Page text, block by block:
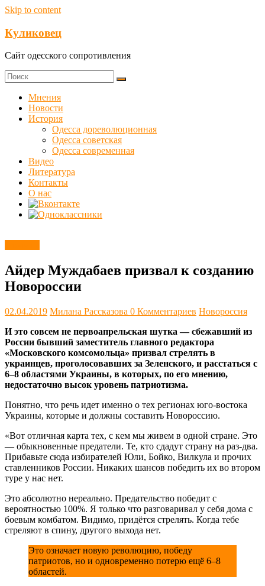
Skip to content
Куликовец
Сайт одесского сопротивления
Мнения
Новости
История
Одесса дореволюционная
Одесса советская
Одесса современная
Видео
Литература
Контакты
О нас
Айдер Муждабаев призвал к созданию
Новороссии
02.04.2019 Милана Рассказова 0 Комментариев Новороссия
И это совсем не первоапрельская шутка — сбежавший из
России бывший заместитель главного редактора
«Московского комсомольца» призвал стрелять в
украинцев, проголосовавших за Зеленского, и расстаться с
6–8 областями Украины, в которых, по его мнению,
недостаточно высок уровень патриотизма.
Понятно, что речь идет именно о тех регионах юго-востока
Украины, которые и должны составить Новороссию.
«Вот отличная карта тех, с кем мы живем в одной стране. Это
— обыкновенные предатели. Те, кто сдадут страну на раз-два.
Прибавьте сюда избирателей Юли, Бойко, Вилкула и прочих
ставленников России. Никаких шансов победить их во втором
туре у нас нет.
Это абсолютно нереально. Предательство победит с
вероятностью 100%. Я только что разговаривал у себя дома с
боевым комбатом. Видимо, придётся стрелять. Когда тебе
стреляют в спину, другого выхода нет.
Это означает новую революцию, победу
патриотов, но и одновременно потерю ещё 6–8
областей.